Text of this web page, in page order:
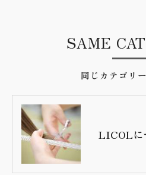
同じカテゴリ
SAME
LICOLに